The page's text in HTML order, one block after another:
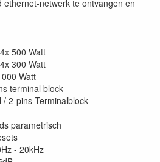
netwerk te ontvangen en
500 Watt
300 Watt
Watt
terminal block
/ 2-pins Terminalblock
parametrisch
- 20kHz